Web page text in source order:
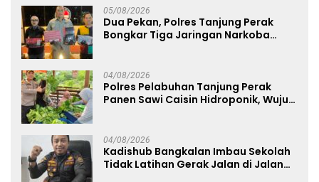
05/08/2026
Dua Pekan, Polres Tanjung Perak
Bongkar Tiga Jaringan Narkoba
04/08/2026
Polres Pelabuhan Tanjung Perak
Panen Sawi Caisin Hidroponik, Wujud
04/08/2026
Kadishub Bangkalan Imbau Sekolah
Tidak Latihan Gerak Jalan di Jalan